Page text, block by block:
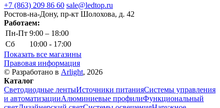
+7 (863) 209 86 60 sale@ledtop.ru
Ростов-на-Дону, пр-кт Шолохова, д. 42
Работаем:
Пн-Пт 9:00 – 18:00
Сб
10:00 - 17:00
Показать все магазины
Правовая информация
© Разработано в Arlight, 2026
Каталог
Светодиодные лентыИсточники питанияСистемы управления
и автоматизацииАлюминиевые профилиФункциональный